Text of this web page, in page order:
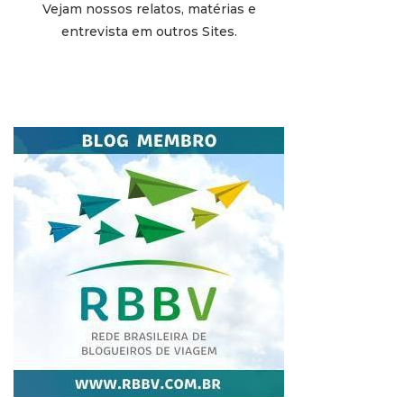
Vejam nossos relatos, matérias e
entrevista em outros Sites.